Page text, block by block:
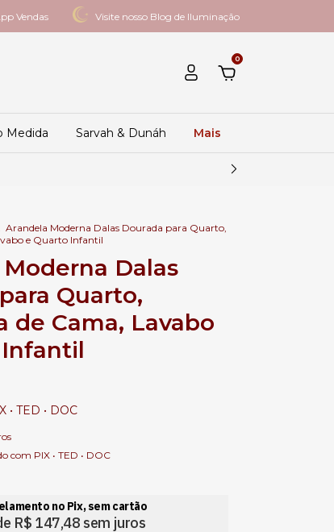
Vendas Visite nosso Blog de Iluminação
0
Medida Sarvah & Dunáh Mais
Arandela Moderna Dalas Dourada para Quarto,
e Quarto Infantil
Dalas
Quarto,
de Cama, Lavabo
• TED • DOC
com PIX • TED • DOC